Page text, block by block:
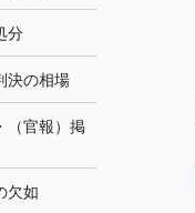
分
決の相場
（官報）掲
欠如